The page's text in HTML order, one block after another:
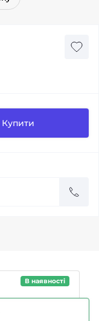
Купити
В наявності